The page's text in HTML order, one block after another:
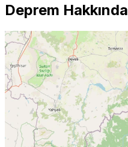
Deprem Hakkında